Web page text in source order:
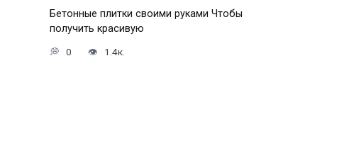
Бетонные плитки своими руками Чтобы
получить красивую
0 1.4к.